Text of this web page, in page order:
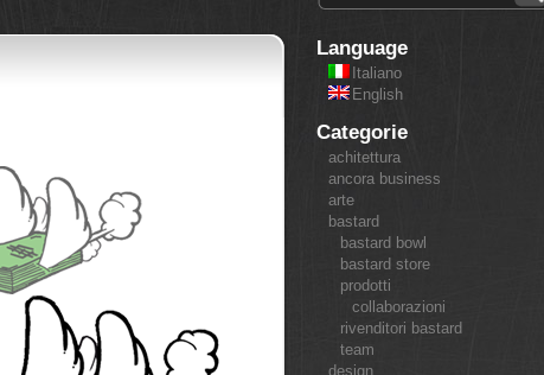
Language
Italiano
English
Categorie
achitettura
ancora business
arte
bastard
bastard bowl
bastard store
prodotti
collaborazioni
rivenditori bastard
team
design